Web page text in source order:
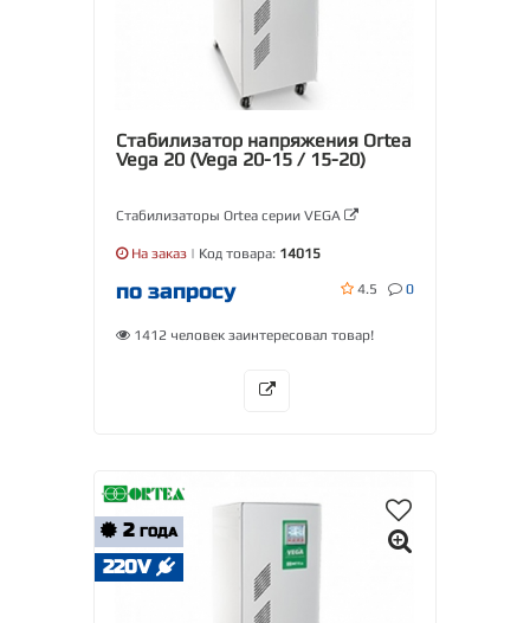
Стабилизатор напряжения Ortea
Vega 20 (Vega 20-15 / 15-20)
Стабилизаторы Ortea серии VEGA
На заказ | Код товара: 14015
по запросу 4.5 0
1412 человек заинтересовал товар!
2 ГОДА
220V